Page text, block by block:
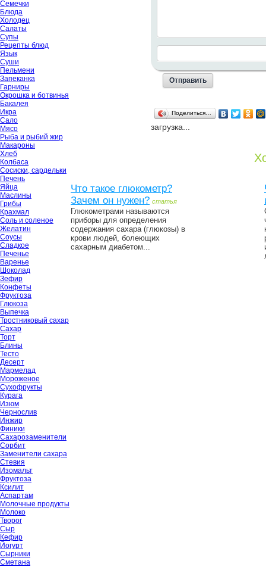
Семечки
Блюда
Холодец
Салаты
Супы
Рецепты блюд
Язык
Суши
Пельмени
Запеканка
Гарниры
Окрошка и ботвинья
Бакалея
Икра
Сало
Мясо
Рыба и рыбий жир
Макароны
Хлеб
Колбаса
Сосиски, сардельки
Печень
Яйца
Маслины
Грибы
Крахмал
Соль и соленое
Желатин
Соусы
Сладкое
Печенье
Варенье
Шоколад
Зефир
Конфеты
Фруктоза
Глюкоза
Выпечка
Тростниковый сахар
Сахар
Торт
Блины
Тесто
Десерт
Мармелад
Мороженое
Сухофрукты
Курага
Изюм
Чернослив
Инжир
Финики
Сахарозаменители
Сорбит
Заменители сахара
Стевия
Изомальт
Фруктоза
Ксилит
Аспартам
Молочные продукты
Молоко
Творог
Сыр
Кефир
Йогурт
Сырники
Сметана
Поделиться…
загрузка...
Что такое глюкометр?
Зачем он нужен? статья
Глюкометрами называются
приборы для определения
содержания сахара (глюкозы) в
крови людей, болеющих
сахарным диабетом...